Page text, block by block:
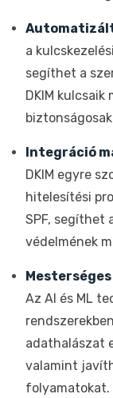
a
segíthet a
DKIM kulcsaik
Integráció
DKIM egyre
hitelesítési
SPF, segíthet
védelmének
Az AI és ML
adathalászat
valamint
folyamatokat.